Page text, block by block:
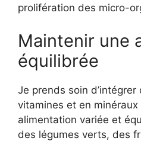
prolifération des micro-
Maintenir une
équilibrée
Je prends soin
vitamines et en
alimentation variée et
des légumes verts, des